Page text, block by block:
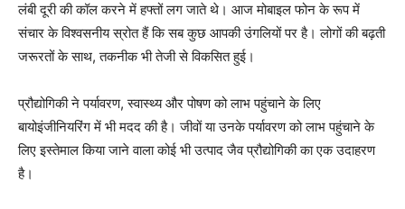
लंबी दूरी की कॉल करने में हफ्तों लग जाते थे। आज मोबाइल फोन के रूप में
संचार के विश्वसनीय स्रोत हैं कि सब कुछ आपकी उंगलियों पर है। लोगों की बढ़ती
जरूरतों के साथ, तकनीक भी तेजी से विकसित हुई।
प्रौद्योगिकी ने पर्यावरण, स्वास्थ्य और पोषण को लाभ पहुंचाने के लिए
बायोइंजीनियरिंग में भी मदद की है। जीवों या उनके पर्यावरण को लाभ पहुंचाने के
लिए इस्तेमाल किया जाने वाला कोई भी उत्पाद जैव प्रौद्योगिकी का एक उदाहरण
है।